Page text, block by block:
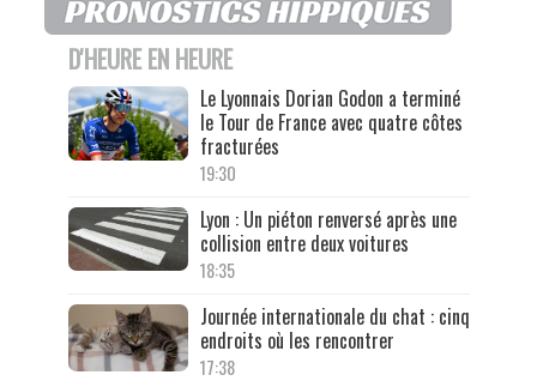
D'HEURE EN HEURE
Le Lyonnais Dorian Godon a terminé
le Tour de France avec quatre côtes
fracturées
19:30
Lyon : Un piéton renversé après une
collision entre deux voitures
18:35
Journée internationale du chat : cinq
endroits où les rencontrer
17:38